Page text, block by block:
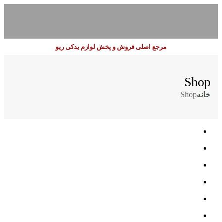
مرجع اصلی فروش و پخش لوازم یدکی ریو
Shop
خانهShop